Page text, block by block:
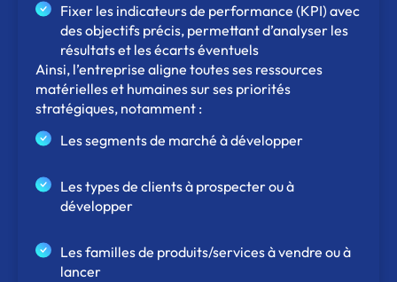
Fixer les indicateurs de performance (KPI) avec
des objectifs précis, permettant d’analyser les
résultats et les écarts éventuels
Ainsi, l’entreprise aligne toutes ses ressources
matérielles et humaines sur ses priorités
stratégiques, notamment :
Les segments de marché à développer
Les types de clients à prospecter ou à
développer
Les familles de produits/services à vendre ou à
lancer